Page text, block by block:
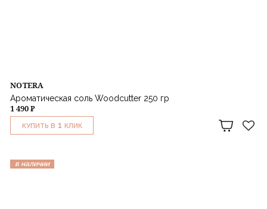
NOTERA
Ароматическая соль Woodcutter 250 гр
1 490 ₽
КУПИТЬ В 1 КЛИК
в наличии